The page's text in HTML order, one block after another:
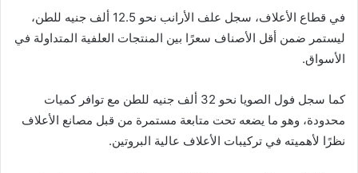
في قطاع الأعلاف، سجل علف الأرانب نحو 12.5 ألف جنيه للطن،
ليستمر ضمن أقل الأصناف سعرًا بين المنتجات العلفية المتداولة في
الأسواق.
كما سجل فول الصويا نحو 32 ألف جنيه للطن مع توافر كميات
محدودة، وهو ما يضعه تحت متابعة مستمرة من قبل مصانع الأعلاف
نظرًا لأهميته في تركيبات الأعلاف عالية البروتين.